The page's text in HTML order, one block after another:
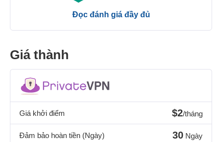
Đọc đánh giá đầy đủ
Giá thành
Giá khởi điểm $2/tháng
Đảm bảo hoàn tiền (Ngày) 30 Ngày